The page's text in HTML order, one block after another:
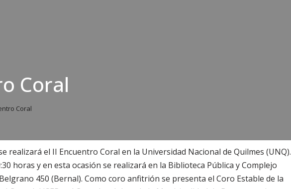
Coral
Coral
realizará el II Encuentro Coral en la Universidad Nacional de Quilmes (UNQ).
horas y en esta ocasión se realizará en la Biblioteca Pública y Complejo
450 (Bernal). Como coro anfitrión se presenta el Coro Estable de la